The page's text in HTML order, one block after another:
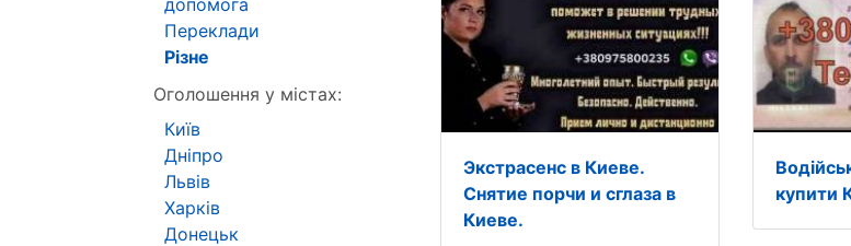
Экстрасенс в Киеве.
Снятие порчи и сглаза в
Киеве.
купити
допомога
Переклади
Різне
Оголошення у містах:
Київ
Дніпро
Львів
Харків
Донецьк